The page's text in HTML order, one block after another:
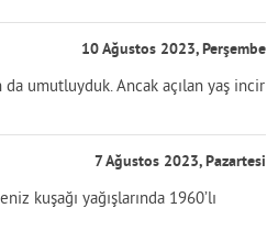
10 Ağustos 2023, Perşembe
umutluyduk. Ancak açılan yaş incir
7 Ağustos 2023, Pazartesi
kuşağı yağışlarında 1960’lı